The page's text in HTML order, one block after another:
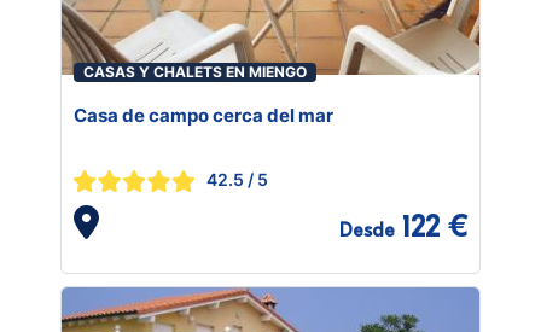
CASAS Y CHALETS EN MIENGO
Casa de campo cerca del mar
42.5 / 5
Desde 122 €